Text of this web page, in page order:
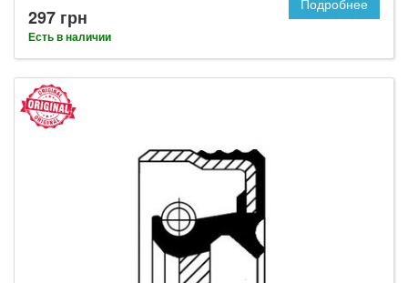
297 грн
Есть в наличии
Подробнее